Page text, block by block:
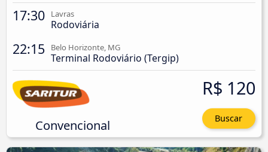
17:30 Lavras
Rodoviária
22:15 Belo Horizonte, MG
Terminal Rodoviário (Tergip)
Convencional
R$ 120
Buscar